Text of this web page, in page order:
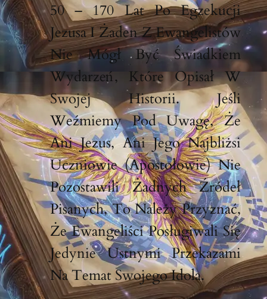
50 – 170 Lat Po Egzekucji
Jezusa I Żaden Z Ewangelistów
Nie Mógł Być Świadkiem
Wydarzeń, Które Opisał W
Swojej Historii. Jeśli
Weźmiemy Pod Uwagę, Że
Ani Jezus, Ani Jego Najbliżsi
Uczniowie (Apostołowie) Nie
Pozostawili Żadnych Źródeł
Pisanych, To Należy Przyznać,
Że Ewangeliści Posługiwali Się
Jedynie Ustnymi Przekazami
Na Temat Swojego Idola.